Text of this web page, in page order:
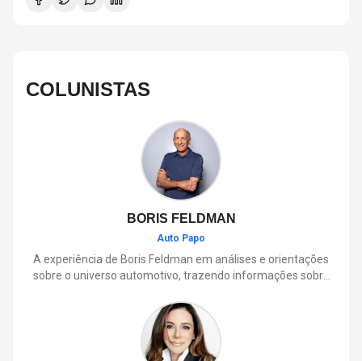
em 4 e 5 de agosto, enquanto a venda geral começa no dia 6.
COLUNISTAS
BORIS FELDMAN
Auto Papo
A experiência de Boris Feldman em análises e orientações
sobre o universo automotivo, trazendo informações sobre
que envolve o dia a dia dos motoristas.